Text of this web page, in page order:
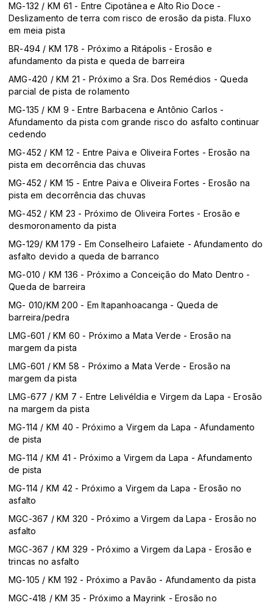
MG-132 / KM 61 - Entre Cipotânea e Alto Rio Doce -
Deslizamento de terra com risco de erosão da pista. Fluxo
em meia pista
BR-494 / KM 178 - Próximo a Ritápolis - Erosão e
afundamento da pista e queda de barreira
AMG-420 / KM 21 - Próximo a Sra. Dos Remédios - Queda
parcial de pista de rolamento
MG-135 / KM 9 - Entre Barbacena e Antônio Carlos -
Afundamento da pista com grande risco do asfalto continuar
cedendo
MG-452 / KM 12 - Entre Paiva e Oliveira Fortes - Erosão na
pista em decorrência das chuvas
MG-452 / KM 15 - Entre Paiva e Oliveira Fortes - Erosão na
pista em decorrência das chuvas
MG-452 / KM 23 - Próximo de Oliveira Fortes - Erosão e
desmoronamento da pista
MG-129/ KM 179 - Em Conselheiro Lafaiete - Afundamento do
asfalto devido a queda de barranco
MG-010 / KM 136 - Próximo a Conceição do Mato Dentro -
Queda de barreira
MG- 010/KM 200 - Em Itapanhoacanga - Queda de
barreira/pedra
LMG-601 / KM 60 - Próximo a Mata Verde - Erosão na
margem da pista
LMG-601 / KM 58 - Próximo a Mata Verde - Erosão na
margem da pista
LMG-677 / KM 7 - Entre Lelivéldia e Virgem da Lapa - Erosão
na margem da pista
MG-114 / KM 40 - Próximo a Virgem da Lapa - Afundamento
de pista
MG-114 / KM 41 - Próximo a Virgem da Lapa - Afundamento
de pista
MG-114 / KM 42 - Próximo a Virgem da Lapa - Erosão no
asfalto
MGC-367 / KM 320 - Próximo a Virgem da Lapa - Erosão no
asfalto
MGC-367 / KM 329 - Próximo a Virgem da Lapa - Erosão e
trincas no asfalto
MG-105 / KM 192 - Próximo a Pavão - Afundamento da pista
MGC-418 / KM 35 - Próximo a Mayrink - Erosão no